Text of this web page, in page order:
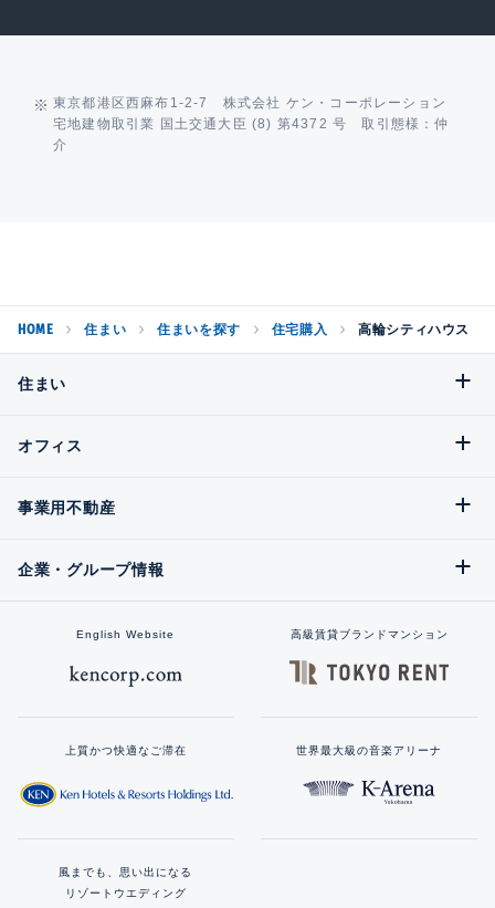
東京都港区西麻布1-2-7 株式会社 ケン・コーポレーション
宅地建物取引業 国土交通大臣 (8) 第4372 号 取引態様：仲
介
HOME 住まい 住まいを探す 住宅購入 高輪シティハウス
住まい
オフィス
事業用不動産
企業・グループ情報
English Website 高級賃貸ブランドマンション
上質かつ快適なご滞在 世界最大級の音楽アリーナ
風までも、思い出になる
リゾートウエディング